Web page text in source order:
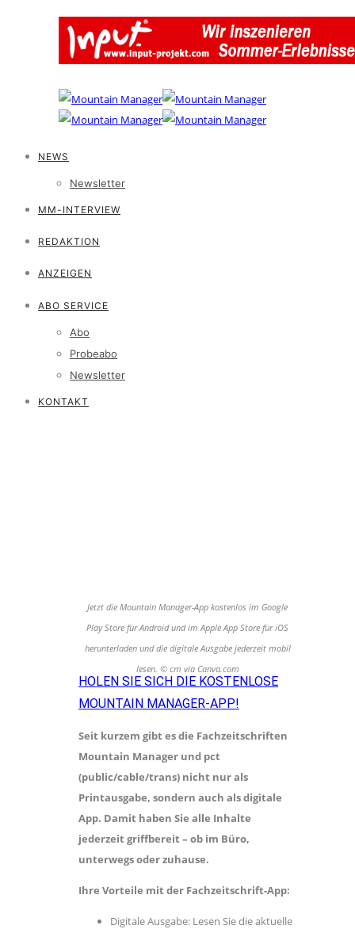
NEWS
Newsletter
MM-INTERVIEW
REDAKTION
ANZEIGEN
ABO SERVICE
Abo
Probeabo
Newsletter
KONTAKT
Jetzt die Mountain Manager-App kostenlos im Google
Play Store für Android und im Apple App Store für iOS
herunterladen und die digitale Ausgabe jederzeit mobil
lesen. © cm via Canva.com
HOLEN SIE SICH DIE KOSTENLOSE
MOUNTAIN MANAGER-APP!
Seit kurzem gibt es die Fachzeitschriften
Mountain Manager und pct
(public/cable/trans) nicht nur als
Printausgabe, sondern auch als digitale
App. Damit haben Sie alle Inhalte
jederzeit griffbereit – ob im Büro,
unterwegs oder zuhause.
Ihre Vorteile mit der Fachzeitschrift-App:
Digitale Ausgabe: Lesen Sie die aktuelle